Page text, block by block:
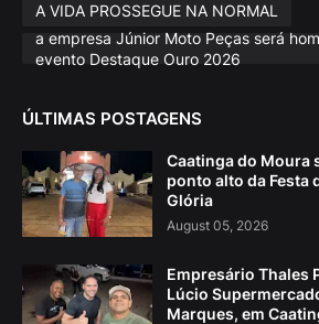
A VIDA PROSSEGUE NA NORMAL
a empresa Júnior Moto Peças será
evento Destaque Ouro 2026
ÚLTIMAS POSTAGENS
Caatinga do Moura
ponto alto da Festa
Glória
August 05, 2026
Empresário Thales
Lúcio
Marques, em